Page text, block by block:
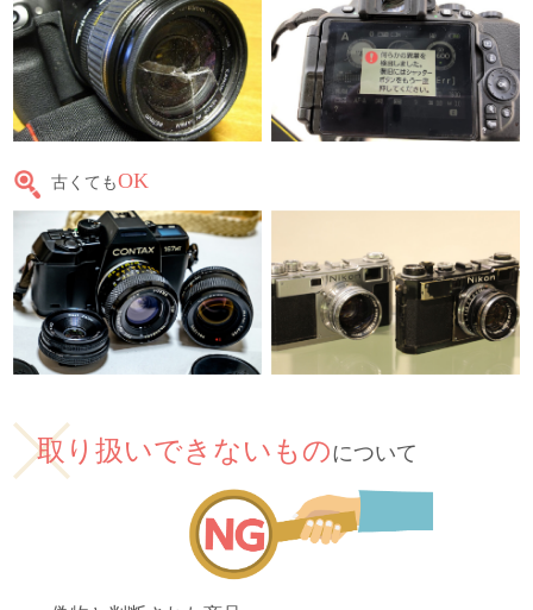
古くてもOK
取り扱いできないものについて